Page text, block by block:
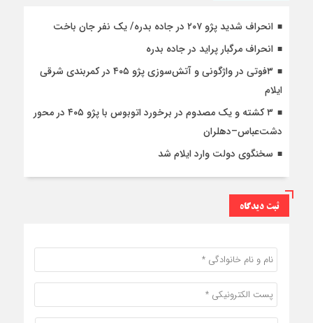
انحراف شدید پژو ۲۰۷ در جاده بدره/ یک نفر جان باخت
انحراف مرگبار پراید در جاده بدره
۳فوتی در واژگونی و آتش‌سوزی پژو ۴۰۵ در کمربندی شرقی
ایلام
۳ کشته و یک مصدوم در برخورد اتوبوس با پژو ۴۰۵ در محور
دشت‌عباس–دهلران
سخنگوی دولت وارد ایلام شد
ثبت دیدگاه